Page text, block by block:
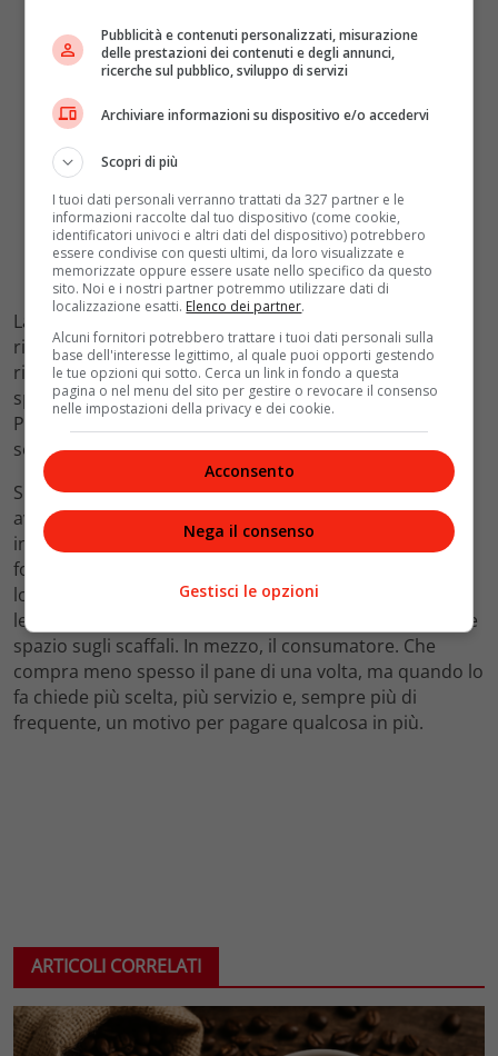
La domanda cambia e costringe produttori e retailer a
rincorrere una gamma più larga. Ogni nuova referenza
richiede materie prime diverse, tempi di lavorazione
specifici, etichette più dettagliate, personale formato.
Per le piccole e medie imprese della panificazione, non
sempre è facile reggere il passo.
Sul mercato, intanto, pesa una trasformazione già
avviata: la concorrenza è più strutturata, anche
internazionale, e la produzione tende a concentrarsi. I
fornitori più grandi riescono a garantire continuità,
logistica e volumi; quelli locali mantengono identità e
legame con il territorio, ma devono difendere margini e
spazio sugli scaffali. In mezzo, il consumatore. Che
compra meno spesso il pane di una volta, ma quando lo
fa chiede più scelta, più servizio e, sempre più di
frequente, un motivo per pagare qualcosa in più.
ARTICOLI CORRELATI
Pubblicità e contenuti personalizzati, misurazione
delle prestazioni dei contenuti e degli annunci,
ricerche sul pubblico, sviluppo di servizi
Archiviare informazioni su dispositivo e/o accedervi
Scopri di più
I tuoi dati personali verranno trattati da 327 partner e le
informazioni raccolte dal tuo dispositivo (come cookie,
identificatori univoci e altri dati del dispositivo) potrebbero
essere condivise con questi ultimi, da loro visualizzate e
memorizzate oppure essere usate nello specifico da questo
sito. Noi e i nostri partner potremmo utilizzare dati di
localizzazione esatti. Elenco dei partner.
Alcuni fornitori potrebbero trattare i tuoi dati personali sulla
base dell'interesse legittimo, al quale puoi opporti gestendo
le tue opzioni qui sotto. Cerca un link in fondo a questa
pagina o nel menu del sito per gestire o revocare il consenso
nelle impostazioni della privacy e dei cookie.
Acconsento
Nega il consenso
Gestisci le opzioni